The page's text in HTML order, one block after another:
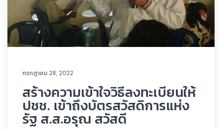
กรกฎาคม 28, 2022
สร้างความเข้าใจวิธีลงทะเบียนให้
ปชช. เข้าถึงบัตรสวัสดิการแห่ง
รัฐ ส.ส.อรุณ สวัสดี